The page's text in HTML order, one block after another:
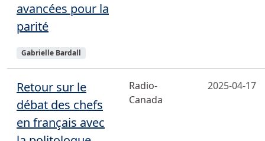
avancées pour la
parité
Sujets
Gabrielle Bardall
Retour sur le
débat des chefs
en français avec
Radio-
Canada
2025-04-17